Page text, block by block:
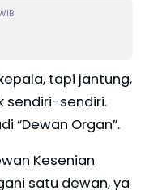
tapi jantung,
sendiri-sendiri.
“Dewan Organ”.
Kesenian
satu dewan, ya